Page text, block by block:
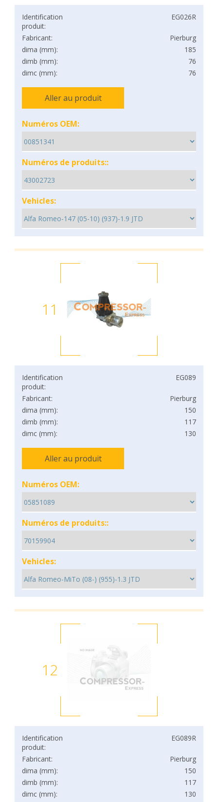
Identification
produit:
EG026R
Fabricant:
Pierburg
dima (mm):
185
dimb (mm):
76
dimc (mm):
76
Aller au produit
Numéros OEM:
Numéros de produits::
Vehicles:
11
Identification
produit:
EG089
Fabricant:
Pierburg
dima (mm):
150
dimb (mm):
117
dimc (mm):
130
Aller au produit
Numéros OEM:
Numéros de produits::
Vehicles:
12
Identification
produit:
EG089R
Fabricant:
Pierburg
dima (mm):
150
dimb (mm):
117
dimc (mm):
130